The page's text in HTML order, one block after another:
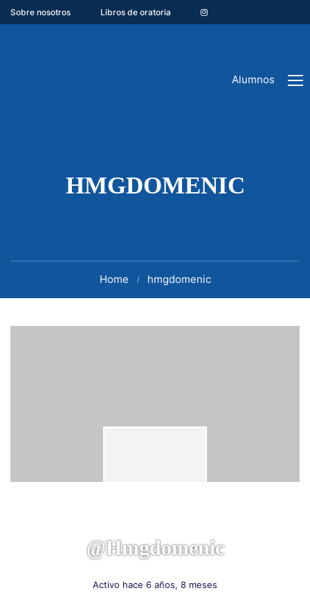
Sobre nosotros Libros de oratoria
Alumnos
HMGDOMENIC
Home hmgdomenic
@hmgdomenic
Activo hace 6 años, 8 meses